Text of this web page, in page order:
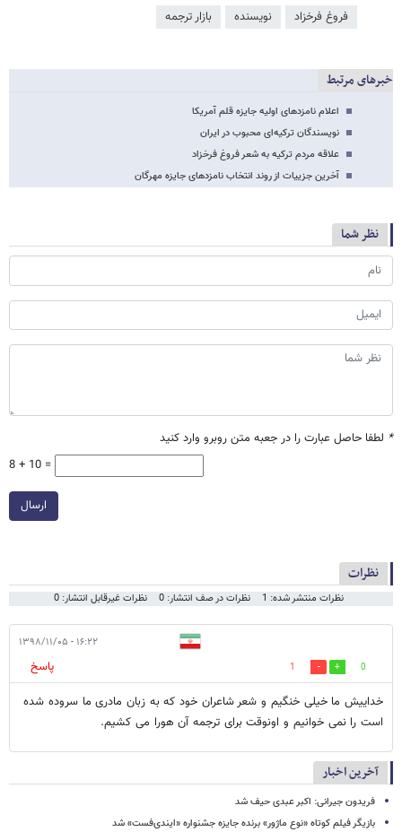
فروغ فرخزاد نویسنده بازار ترجمه
خبرهای مرتبط
اعلام نامزدهای اولیه جایزه قلم آمریکا
نویسندگان ترکیه‌ای محبوب در ایران
علاقه مردم ترکیه به شعر فروغ فرخزاد
آخرین جزییات از روند انتخاب نامزدهای جایزه مهرگان
نظر شما
* لطفا حاصل عبارت را در جعبه متن روبرو وارد کنید
8 + 10 =
ارسال
نظرات
نظرات منتشر شده: 1 نظرات در صف انتشار: 0 نظرات غیرقابل انتشار: 0
۱۶:۲۲ - ۱۳۹۸/۱۱/۰۵
0
1
پاسخ
خداییش ما خیلی خنگیم و شعر شاعران خود که به زبان مادری ما سروده شده
است را نمی خوانیم و اونوقت برای ترجمه آن هورا می کشیم.
آخرین اخبار
فریدون جیرانی: اکبر عبدی حیف شد
بازیگر فیلم کوتاه «نوع ماژور» برنده جایزه جشنواره «ایندی‌فست» شد